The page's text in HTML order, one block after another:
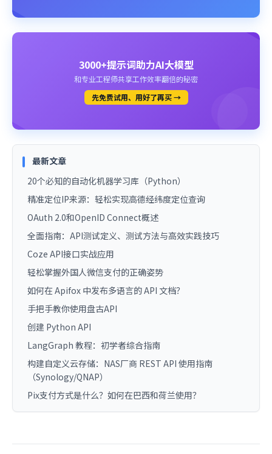
3000+提示词助力AI大模型
和专业工程师共享工作效率翻倍的秘密
先免费试用、用好了再买 →
最新文章
20个必知的自动化机器学习库（Python）
精准定位IP来源：轻松实现高德经纬度定位查询
OAuth 2.0和OpenID Connect概述
全面指南：API测试定义、测试方法与高效实践技巧
Coze API接口实战应用
轻松掌握外国人微信支付的正确姿势
如何在 Apifox 中发布多语言的 API 文档？
手把手教你使用盘古API
创建 Python API
LangGraph 教程：初学者综合指南
构建自定义云存储：NAS厂商 REST API 使用指南
（Synology/QNAP）
Pix支付方式是什么？如何在巴西和荷兰使用？